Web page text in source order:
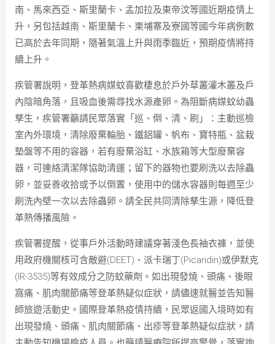
南、馬來西亞、斯里蘭卡、孟加拉及東帝汶等國近期疫情上
升，另包括越南、斯里蘭卡、柬埔寨及寮國等國今年病例數
已高於去年同期，隨著氣溫上升與雨季臨近，預期疫情將持
續上升。
疾管署說明，登革熱病媒蚊喜歡棲息於戶外草叢灌木叢及戶
內陰暗角落，且吸血後需尋找水源產卵。為阻斷病媒蚊幼蟲
孳生，疾管署籲請民眾落實「巡、倒、清、刷」：主動巡檢
室內外環境，清除廢棄輪胎、鐵鋁罐、帆布、寶特瓶、盆栽
墊盤等不用的容器，若有廢棄浴缸、水族箱等大型廢棄容
器，可連絡清潔隊協助清運；留下的器物也要刷洗以去除蟲
卵，並妥善收拾或予以倒置，使用中的儲水容器則每週至少
刷洗內壁一次以去除蟲卵。請全民共同清除孳生源，降低登
革熱傳播風險。
疾管署提醒，從事戶外活動時建議穿著淺色長袖衣褲，並使
用政府機關核可含敵避(DEET)、派卡瑞丁(Picaridin)或伊默克
(IR-3535)等有效成分之防蚊藥劑。如出現發燒、頭痛、後眼
窩痛、肌肉關節痛等登革熱疑似症狀，請儘速就醫並告知醫
師旅遊活動史。國際登革熱疫情持續，民眾返國入境時如有
出現發燒、頭痛、肌肉關節痛、出疹等登革熱疑似症狀，請